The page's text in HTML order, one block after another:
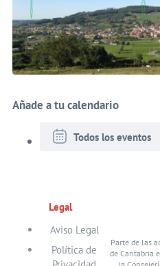
Añade a tu calendario
Todos los eventos
Legal
Aviso Legal
Política de
Parte de las
de Cantabria